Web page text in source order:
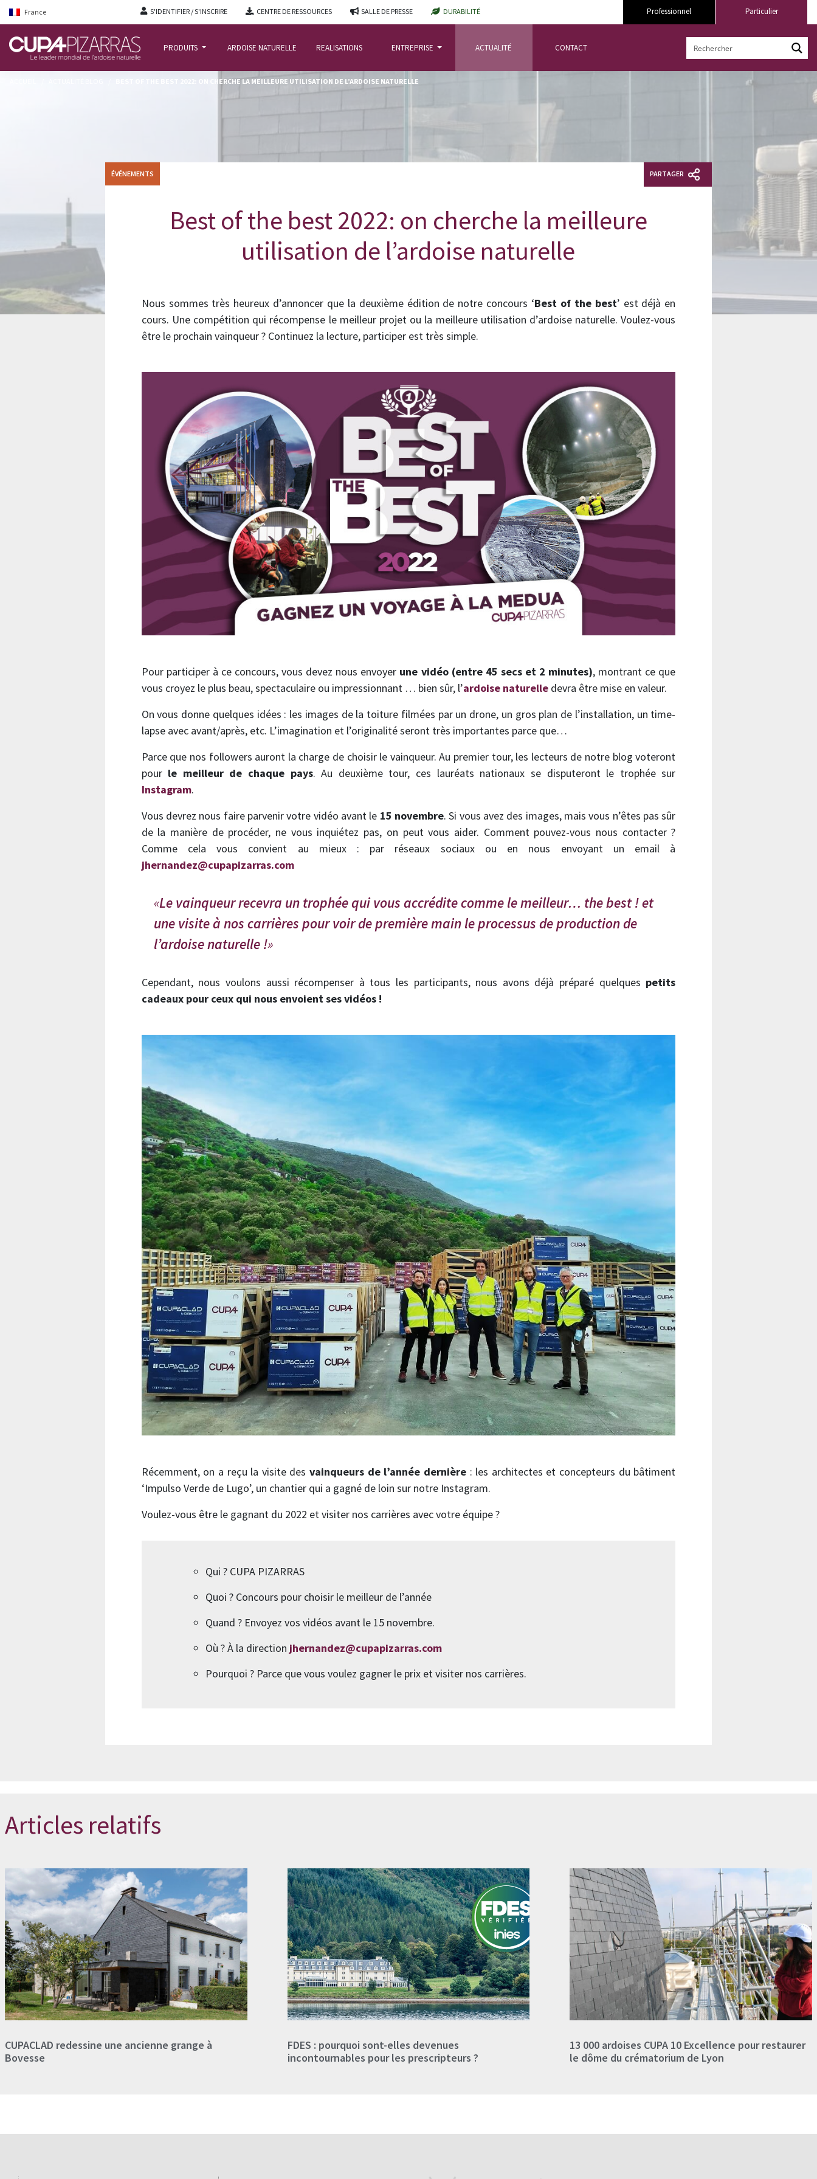
France S'IDENTIFIER / S'INSCRIRE CENTRE DE RESSOURCES SALLE DE PRESSE DURABILITÉ Particulier
Professionnel
PRODUITS ARDOISE NATURELLE REALISATIONS ENTREPRISE ACTUALITÉ CONTACT
BEST OF THE BEST 2022: ON CHERCHE LA MEILLEURE UTILISATION DE L’ARDOISE NATURELLE
ÉVÉNEMENTS PARTAGER
Best of the best 2022: on cherche la meilleure
utilisation de l’ardoise naturelle
Nous sommes très heureux d’annoncer que la deuxième édition de notre concours ‘Best of the best’ est déjà en
cours. Une compétition qui récompense le meilleur projet ou la meilleure utilisation d’ardoise naturelle. Voulez-vous
être le prochain vainqueur ? Continuez la lecture, participer est très simple.
Pour participer à ce concours, vous devez nous envoyer une vidéo (entre 45 secs et 2 minutes), montrant ce que
vous croyez le plus beau, spectaculaire ou impressionnant … bien sûr, l’ardoise naturelledevra être mise en valeur.
On vous donne quelques idées : les images de la toiture filmées par un drone, un gros plan de l’installation, un time-
lapse avec avant/après, etc. L’imagination et l’originalité seront très importantes parce que…
Parce que nos followers auront la charge de choisir le vainqueur. Au premier tour, les lecteurs de notre blog voteront
pour le meilleur de chaque pays. Au deuxième tour, ces lauréats nationaux se disputeront le trophée sur
Instagram.
Vous devrez nous faire parvenir votre vidéo avant le 15 novembre. Si vous avez des images, mais vous n’êtes pas sûr
de la manière de procéder, ne vous inquiétez pas, on peut vous aider. Comment pouvez-vous nous contacter ?
Comme cela vous convient au mieux : par réseaux sociaux ou en nous envoyant un email à
jhernandez@cupapizarras.com
Le vainqueur recevra un trophée qui vous accrédite comme le meilleur… the best ! et
une visite à nos carrières pour voir de première main le processus de production de
l’ardoise naturelle !
Cependant, nous voulons aussi récompenser à tous les participants, nous avons déjà préparé quelques petits
cadeaux pour ceux qui nous envoient ses vidéos !
Récemment, on a reçu la visite desvainqueurs de l’année dernière: les architectes et concepteurs du bâtiment
‘Impulso Verde de Lugo’, un chantier qui a gagné de loin sur notre Instagram.
Voulez-vous être le gagnant du 2022 et visiter nos carrières avec votre équipe ?
Qui ? CUPA PIZARRAS
Quoi ? Concours pour choisir le meilleur de l’année
Quand ? Envoyez vos vidéos avant le 15 novembre.
Où ? À la direction jhernandez@cupapizarras.com
Pourquoi ? Parce que vous voulez gagner le prix et visiter nos carrières.
Articles relatifs
CUPACLAD redessine une ancienne grange à
Bovesse
FDES : pourquoi sont-elles devenues
incontournables pour les prescripteurs ?
13 000 ardoises CUPA 10 Excellence pour restaurer
le dôme du crématorium de Lyon